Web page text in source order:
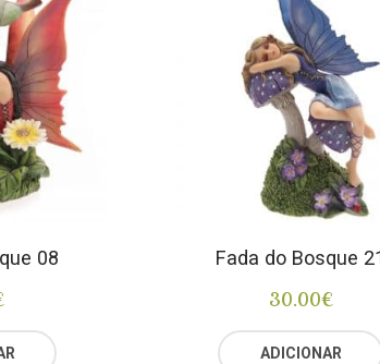
08 Fada do Bosque
30.00€
ADICIONAR